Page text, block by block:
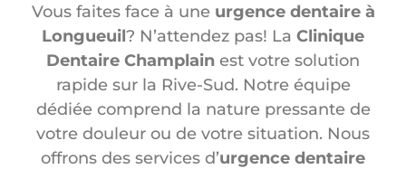
Vous faites face à une urgence dentaire à
Longueuil? N’attendez pas! La Clinique
Dentaire Champlain est votre solution
rapide sur la Rive-Sud. Notre équipe
dédiée comprend la nature pressante de
votre douleur ou de votre situation. Nous
offrons des services d’urgence dentaire